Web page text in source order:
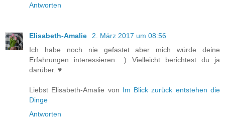
Antworten
Elisabeth-Amalie
2. März 2017 um 08:56
Ich habe noch nie gefastet aber mich würde deine
Erfahrungen interessieren. :) Vielleicht berichtest du ja
darüber. ♥
Liebst Elisabeth-Amalie von Im Blick zurück entstehen die
Dinge
Antworten